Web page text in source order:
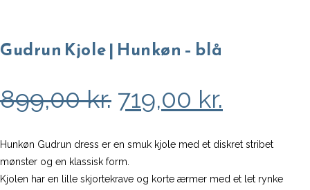
Gudrun Kjole | Hunkøn – blå
899,00kr. Den
pris
var:
719,00 kr.
pris
er:
Hunkøn Gudrun dress er en smuk kjole med et diskret stribet
mønster og en klassisk form.
Kjolen har en lille skjortekrave og korte ærmer med et let rynke